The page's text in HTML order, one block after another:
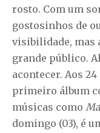
rosto. Com um
gostosinhos de
visibilidade, mas
grande público.
acontecer. Aos
primeiro álbum
músicas como
domingo (03), é